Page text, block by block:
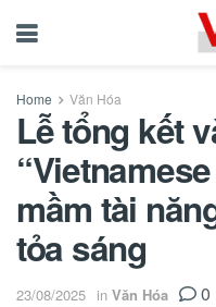
Home Văn Hóa
Lễ tổng kết
mầm tài
tỏa sáng
23/08/2025 in Văn Hóa 0